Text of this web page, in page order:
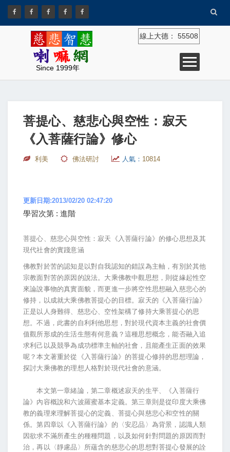
Since 1999年
線上大德： 55508
菩提心、慈悲心與空性：寂天
《入菩薩行論》修心
利美 佛法研討 人氣： 10814
更新日期:2013/02/20 02:47:20
學習次第 : 進階
菩提心、慈悲心與空性：寂天《入菩薩行論》的修心思想及其
現代社會的實踐意涵
佛教對於苦的認知是以對自我認知的錯誤為主軸，有別於其他
宗教面對苦的原因的說法。大乘佛教中觀思想，則從緣起性空
來論說事物的真實面貌，而更進一步將空性思想融入慈悲心的
修持，以成就大乘佛教菩提心的目標。寂天的《入菩薩行論》
正是以人身難得、慈悲心、空性架構了修持大乘菩提心的思
想。不過，此書的自利利他思想，對於現代資本主義的社會價
值觀所形成的生活生態有何意義？這種思想概念，能否融入追
求利己以及競爭為成功標準主軸的社會，且能產生正面的效果
呢？本文著重於從《入菩薩行論》的菩提心修持的思想理論，
探討大乘佛教的理想人格對於現代社會的意涵。
本文第一章緒論，第二章概述寂天的生平、《入菩薩行
論》內容概說和六波羅蜜基本定義。第三章則是從印度大乘佛
教的義理來理解菩提心的定義、菩提心與慈悲心和空性的關
係。第四章以《入菩薩行論》的〈安忍品〉為背景，認識人類
因欲求不滿所產生的種種問題，以及如何針對問題的原因而對
治，再以〈靜慮品〉所蘊含的慈悲心的思想對菩提心發展的詮